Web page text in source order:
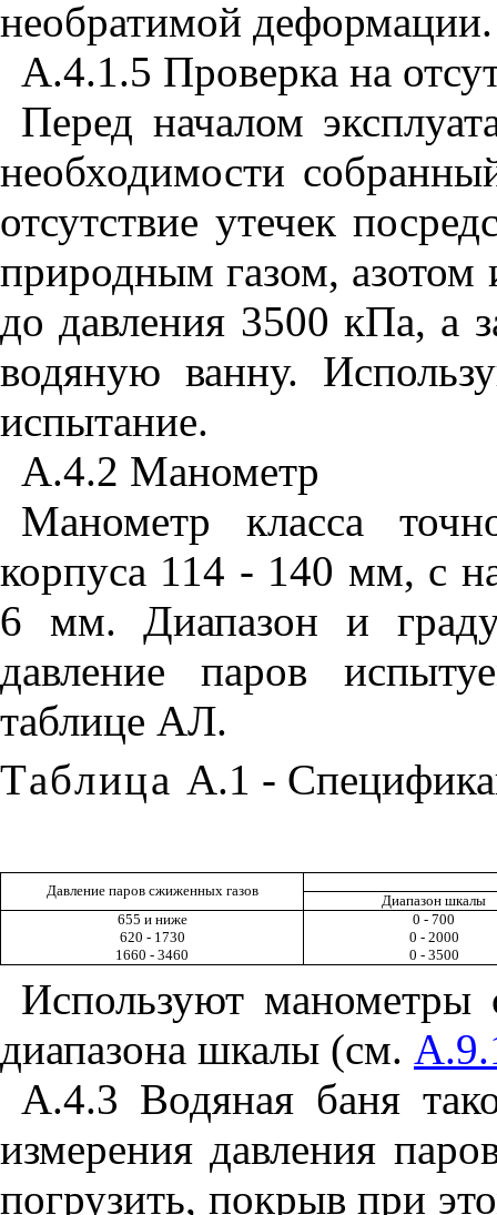
необратимой деформации.
А.4.1.5 Проверка на
Перед началом
необходимости
отсутствие утечек
природным газом,
до давления 3500 кПа, а
водяную ванну.
испытание.
А.4.2 Манометр
Манометр класса
корпуса 114 - 140 мм, с
6 мм. Диапазон и
давление паров
таблице АЛ.
Таблица А.1 -
Давление паров сжиженных газов
Диапазон шкалы
655 и ниже
0 - 700
620 - 1730
0 - 2000
1660 - 3460
0 - 3500
Используют
диапазона шкалы (см.
А.4.3 Водяная баня
измерения давления
погрузить, покрыв при